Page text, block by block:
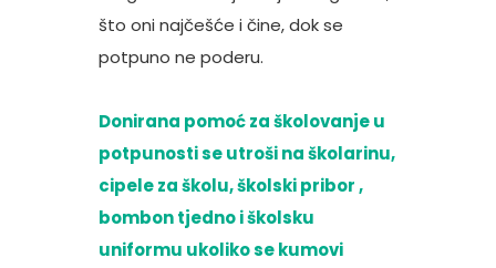
što oni najčešće i čine, dok se
potpuno ne poderu.
Donirana pomoć za školovanje u
potpunosti se utroši na školarinu,
cipele za školu, školski pribor ,
bombon tjedno i školsku
uniformu ukoliko se kumovi